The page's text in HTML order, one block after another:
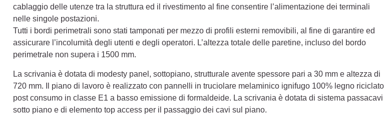
cablaggio delle utenze tra la struttura ed il rivestimento al fine consentire l’alimentazione dei terminali
nelle singole postazioni.
Tutti i bordi perimetrali sono stati tamponati per mezzo di profili esterni removibili, al fine di garantire ed
assicurare l’incolumità degli utenti e degli operatori. L’altezza totale delle paretine, incluso del bordo
perimetrale non supera i 1500 mm.
La scrivania è dotata di modesty panel, sottopiano, strutturale avente spessore pari a 30 mm e altezza di
720 mm. Il piano di lavoro è realizzato con pannelli in truciolare melaminico ignifugo 100% legno riciclato
post consumo in classe E1 a basso emissione di formaldeide. La scrivania è dotata di sistema passacavi
sotto piano e di elemento top access per il passaggio dei cavi sul piano.